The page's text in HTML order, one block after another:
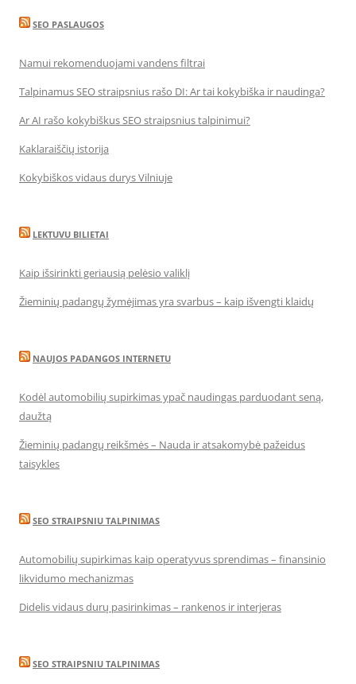
SEO PASLAUGOS
Namui rekomenduojami vandens filtrai
Talpinamus SEO straipsnius rašo DI: Ar tai kokybiška ir naudinga?
Ar AI rašo kokybiškus SEO straipsnius talpinimui?
Kaklaraiščių istorija
Kokybiškos vidaus durys Vilniuje
LEKTUVU BILIETAI
Kaip išsirinkti geriausią pelėsio valiklį
Žieminių padangų žymėjimas yra svarbus – kaip išvengti klaidų
NAUJOS PADANGOS INTERNETU
Kodėl automobilių supirkimas ypač naudingas parduodant seną,
daužtą
Žieminių padangų reikšmės – Nauda ir atsakomybė pažeidus
taisykles
SEO STRAIPSNIU TALPINIMAS
Automobilių supirkimas kaip operatyvus sprendimas – finansinio
likvidumo mechanizmas
Didelis vidaus durų pasirinkimas – rankenos ir interjeras
SEO STRAIPSNIU TALPINIMAS